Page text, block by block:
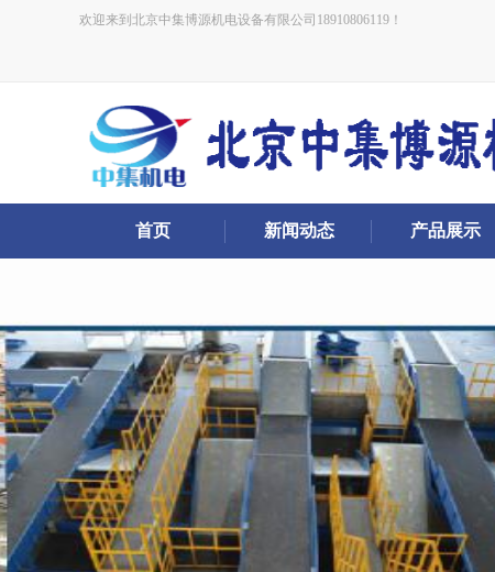
欢迎来到北京中集博源机电设备有限公司18910806119！
首页 新闻动态 产品展示